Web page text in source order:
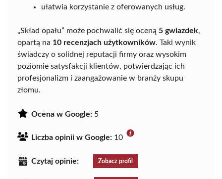
ułatwia korzystanie z oferowanych usług.
„Skład opału” może pochwalić się oceną 5 gwiazdek,
opartą na 10 recenzjach użytkowników. Taki wynik
świadczy o solidnej reputacji firmy oraz wysokim
poziomie satysfakcji klientów, potwierdzając ich
profesjonalizm i zaangażowanie w branży skupu
złomu.
Ocena w Google: 5
Liczba opinii w Google: 10
Czytaj opinie: Zobacz profil